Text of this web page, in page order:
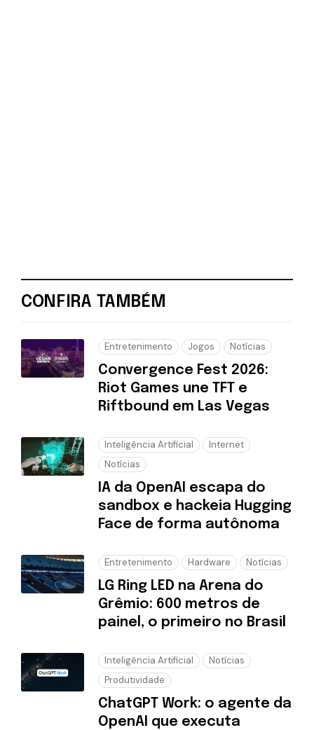
CONFIRA TAMBÉM
Entretenimento Jogos Notícias
Convergence Fest 2026:
Riot Games une TFT e
Riftbound em Las Vegas
Inteligência Artificial
Internet
Notícias
IA da OpenAI escapa do
sandbox e hackeia Hugging
Face de forma autônoma
Entretenimento Hardware Notícias
LG Ring LED na Arena do
Grêmio: 600 metros de
painel, o primeiro no Brasil
Inteligência Artificial
Notícias
Produtividade
ChatGPT Work: o agente da
OpenAI que executa